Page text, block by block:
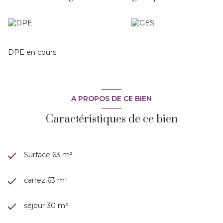
Il est dans le moindre détail, un appartement contemporain
De faibles charges, aux dernières normes énergétiques et
DPE en cours
A PROPOS DE CE BIEN
Caractéristiques de ce bien
Surface 63 m²
carrez 63 m²
séjour 30 m²